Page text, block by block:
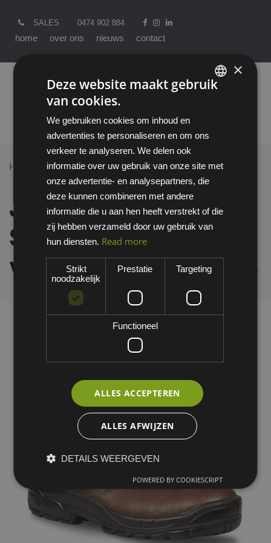
SALES 0474 902 884
home over ons nieuws contact
Home >All Products
Jallatte Jalmont Evol SAS veiligheidsschoen S3
Jallatte Jalmont Evol
SAS
veiligheidsschoen S3
×
Deze website maakt gebruik
van cookies.
We gebruiken cookies om inhoud en
advertenties te personaliseren en om ons
verkeer te analyseren. We delen ook
informatie over uw gebruik van onze site met
onze advertentie- en analysepartners, die
deze kunnen combineren met andere
informatie die u aan hen heeft verstrekt of die
zij hebben verzameld door uw gebruik van
hun diensten. Read more
Strikt
noodzakelijk
Prestatie Targeting
Functioneel
ALLES ACCEPTEREN
ALLES AFWIJZEN
DETAILS WEERGEVEN
POWERED BY COOKIESCRIPT